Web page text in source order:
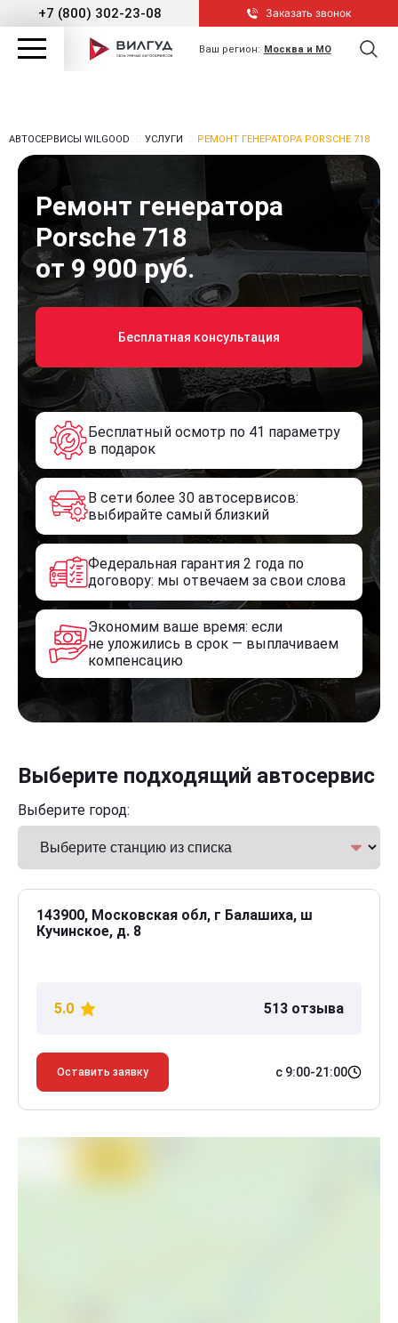
+7 (800) 302-23-08 Заказать звонок
Ваш регион: Москва и МО
АВТОСЕРВИСЫ WILGOOD УСЛУГИ РЕМОНТ ГЕНЕРАТОРА PORSCHE 718
Ремонт генератора
Porsche 718
от 9 900 руб.
Бесплатная консультация
Бесплатный осмотр по 41 параметру
в подарок
В сети более 30 автосервисов:
выбирайте самый близкий
Федеральная гарантия 2 года по
договору: мы отвечаем за свои слова
Экономим ваше время: если
не уложились в срок — выплачиваем
компенсацию
Выберите подходящий автосервис
Выберите город:
143900, Московская обл, г Балашиха, ш
Кучинское, д. 8
5.0 513 отзыва
Оставить заявку с 9:00-21:00